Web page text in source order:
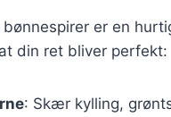
er en
din ret bliver perfekt:
: Skær kylling,